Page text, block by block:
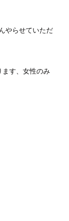
やらせていただ
ます、女性のみ